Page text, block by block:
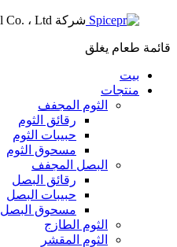
شركة Spicpro International Co. ، Ltd.
قائمة طعام يغلق
بيت
منتجات
الثوم المجفف
رقائق الثوم
حبيبات الثوم
مسحوق الثوم
البصل المجفف
رقائق البصل
حبيبات البصل
مسحوق البصل
الثوم الطازج
الثوم المقشر